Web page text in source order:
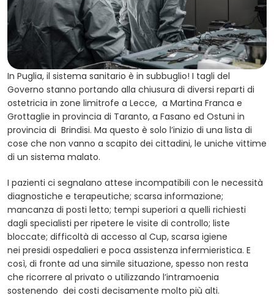
In Puglia, il sistema sanitario è in subbuglio! I tagli del
Governo stanno portando alla chiusura di diversi reparti di
ostetricia in zone limitrofe a Lecce, a Martina Franca e
Grottaglie in provincia di Taranto, a Fasano ed Ostuni in
provincia di Brindisi. Ma questo è solo l’inizio di una lista di
cose che non vanno a scapito dei cittadini, le uniche vittime
di un sistema malato.
I pazienti ci segnalano attese incompatibili con le necessità
diagnostiche e terapeutiche; scarsa informazione;
mancanza di posti letto; tempi superiori a quelli richiesti
dagli specialisti per ripetere le visite di controllo; liste
bloccate; difficoltà di accesso al Cup, scarsa igiene
nei presidi ospedalieri e poca assistenza infermieristica. E
così, di fronte ad una simile situazione, spesso non resta
che ricorrere al privato o utilizzando l’intramoenia
sostenendo dei costi decisamente molto più alti.